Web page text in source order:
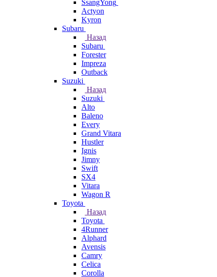
SsangYong
Actyon
Kyron
Subaru
Назад
Subaru
Forester
Impreza
Outback
Suzuki
Назад
Suzuki
Alto
Baleno
Every
Grand Vitara
Hustler
Ignis
Jimny
Swift
SX4
Vitara
Wagon R
Toyota
Назад
Toyota
4Runner
Alphard
Avensis
Camry
Celica
Corolla